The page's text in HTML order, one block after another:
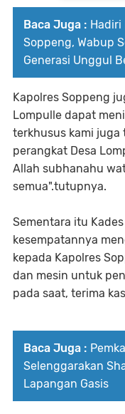
Baca Juga : Hadiri
Soppeng, Wabup
Generasi Unggul
Kapolres Soppeng
Lompulle dapat
terkhusus kami juga
perangkat Desa
Allah subhanahu
semua".tutupnya.
Sementara itu
kesempatannya
kepada Kapolres
dan mesin untuk
pada saat, terima
Baca Juga :
Selenggarakan
Lapangan Gasis